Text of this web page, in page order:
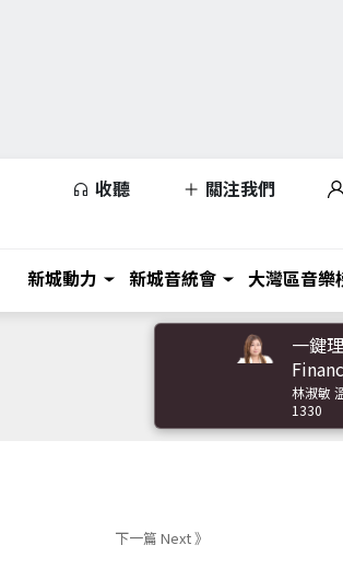
收聽 關注我們
新城動力 新城音統會 大灣區音樂
一鍵
林淑敏
1330
下一篇 Next 》